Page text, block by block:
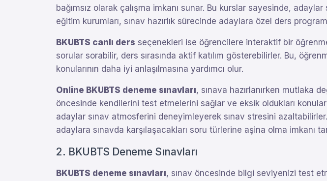
bağımsız olarak çalışma imkanı sunar. Bu kurslar sayesinde, adaylar
eğitim kurumları, sınav hazırlık sürecinde adaylara özel ders
BKUBTS canlı ders seçenekleri ise öğrencilere interaktif bir
sorular sorabilir, ders sırasında aktif katılım gösterebilirler. Bu,
konularının daha iyi anlaşılmasına yardımcı olur.
Online BKUBTS deneme sınavları, sınava hazırlanırken mutlaka
öncesinde kendilerini test etmelerini sağlar ve eksik oldukları
adaylar sınav atmosferini deneyimleyerek sınav stresini
adaylara sınavda karşılaşacakları soru türlerine aşina olma imkanı
2. BKUBTS Deneme Sınavları
BKUBTS deneme sınavları, sınav öncesinde bilgi seviyenizi test